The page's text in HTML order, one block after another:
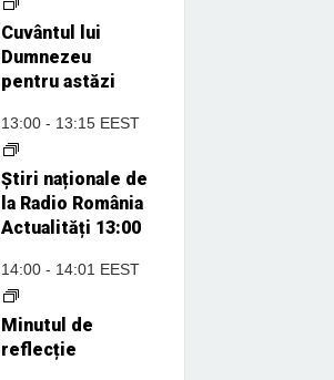
Cuvântul lui
Dumnezeu
pentru astăzi
13:00- 13:15 EEST
Știri naționale de
la Radio România
Actualități 13:00
14:00- 14:01 EEST
Minutul de
reflecție